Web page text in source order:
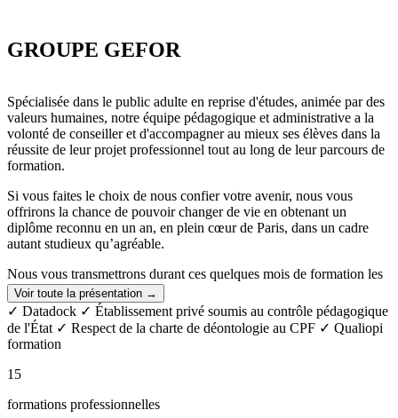
GROUPE GEFOR
Spécialisée dans le public adulte en reprise d'études, animée par des
valeurs humaines, notre équipe pédagogique et administrative a la
volonté de conseiller et d'accompagner au mieux ses élèves dans la
réussite de leur projet professionnel tout au long de leur parcours de
formation.
Si vous faites le choix de nous confier votre avenir, nous vous
offrirons la chance de pouvoir changer de vie en obtenant un
diplôme reconnu en un an, en plein cœur de Paris, dans un cadre
autant studieux qu’agréable.
Nous vous transmettrons durant ces quelques mois de formation les
valeurs qui sont les nôtres: résilience, effort, persévérance,
implication, confiance, écoute, entraide et solidarité.
Rejoindre GEFOR, c'est intégrer plus qu'un centre de formation:
vous ferez partie d'un groupe de classe soudé tout au long de votre
année, d'un réseau des anciens élèves, et plus largement de la grande
famille de ceux qui ont mené à bien leur projet de formation!
Voir toute la présentation →
✓ Datadock ✓ Établissement privé soumis au contrôle pédagogique
de l'État ✓ Respect de la charte de déontologie au CPF ✓ Qualiopi
formation
15
formations professionnelles